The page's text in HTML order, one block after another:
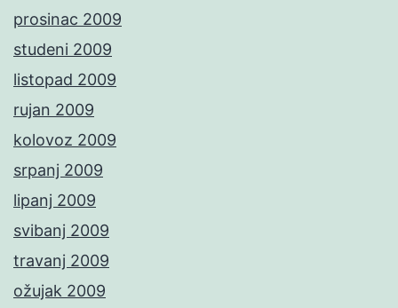
prosinac 2009
studeni 2009
listopad 2009
rujan 2009
kolovoz 2009
srpanj 2009
lipanj 2009
svibanj 2009
travanj 2009
ožujak 2009